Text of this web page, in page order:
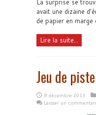
La surprise se
avait une dizaine
de papier en marge
Lire la suite...
Jeu de
8 décembre 2013
Laisser un